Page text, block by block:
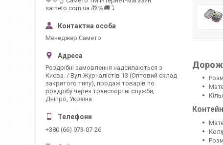
sameto.com.ua 🎁％🚚 ⤵
Менеджер Самето
Роздрібні замовлення надсилаються з
Києва. / Вул.Журналістів 13 (Оптовий склад
закритого типу), продаж товарів по
роздрібу через транспортні служби,
Дніпро, Україна
+380 (66) 973-07-26